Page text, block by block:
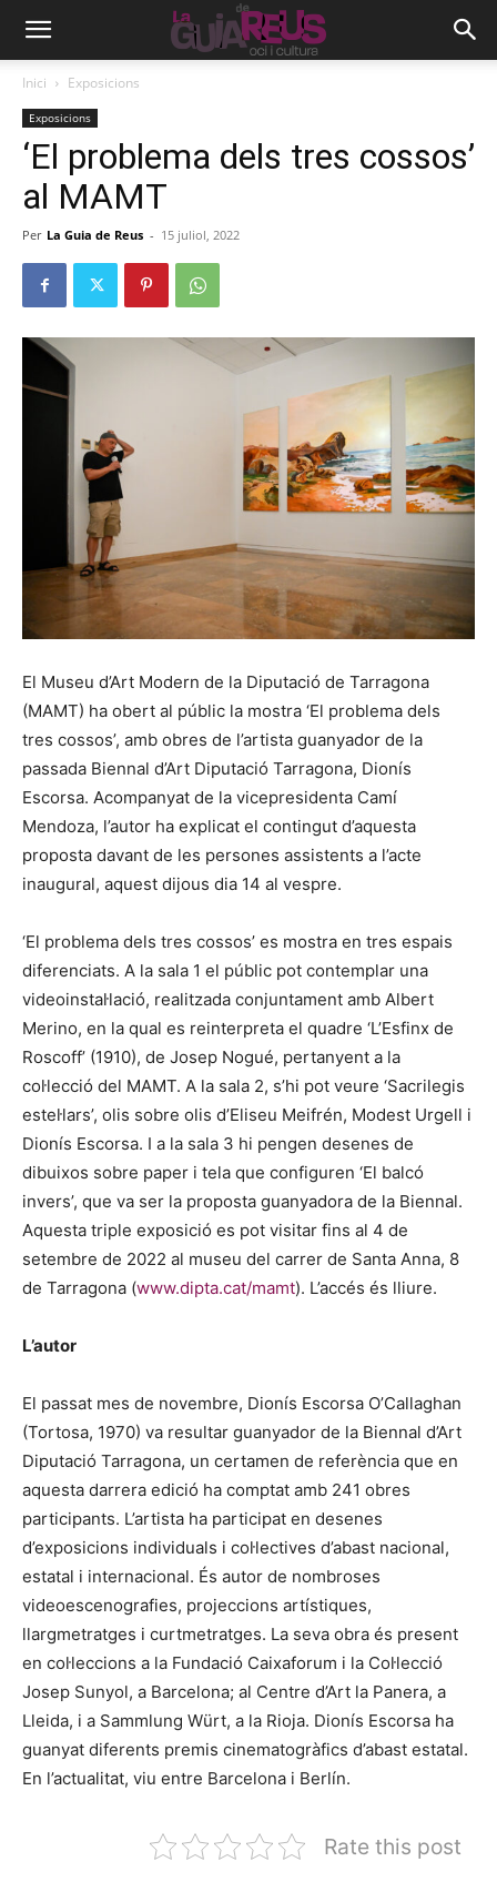
Inici Exposicions
Exposicions
‘El problema dels tres cossos’
al MAMT
Per La Guia de Reus - 15 juliol, 2022
El Museu d’Art Modern de la Diputació de Tarragona
(MAMT) ha obert al públic la mostra ‘El problema dels
tres cossos’, amb obres de l’artista guanyador de la
passada Biennal d’Art Diputació Tarragona, Dionís
Escorsa. Acompanyat de la vicepresidenta Camí
Mendoza, l’autor ha explicat el contingut d’aquesta
proposta davant de les persones assistents a l’acte
inaugural, aquest dijous dia 14 al vespre.
‘El problema dels tres cossos’ es mostra en tres espais
diferenciats. A la sala 1 el públic pot contemplar una
videoinstal·lació, realitzada conjuntament amb Albert
Merino, en la qual es reinterpreta el quadre ‘L’Esfinx de
Roscoff’ (1910), de Josep Nogué, pertanyent a la
col·lecció del MAMT. A la sala 2, s’hi pot veure ‘Sacrilegis
estel·lars’, olis sobre olis d’Eliseu Meifrén, Modest Urgell i
Dionís Escorsa. I a la sala 3 hi pengen desenes de
dibuixos sobre paper i tela que configuren ‘El balcó
invers’, que va ser la proposta guanyadora de la Biennal.
Aquesta triple exposició es pot visitar fins al 4 de
setembre de 2022 al museu del carrer de Santa Anna, 8
de Tarragona (www.dipta.cat/mamt). L’accés és lliure.
L’autor
El passat mes de novembre, Dionís Escorsa O’Callaghan
(Tortosa, 1970) va resultar guanyador de la Biennal d’Art
Diputació Tarragona, un certamen de referència que en
aquesta darrera edició ha comptat amb 241 obres
participants. L’artista ha participat en desenes
d’exposicions individuals i col·lectives d’abast nacional,
estatal i internacional. És autor de nombroses
videoescenografies, projeccions artístiques,
llargmetratges i curtmetratges. La seva obra és present
en col·leccions a la Fundació Caixaforum i la Col·lecció
Josep Sunyol, a Barcelona; al Centre d’Art la Panera, a
Lleida, i a Sammlung Würt, a la Rioja. Dionís Escorsa ha
guanyat diferents premis cinematogràfics d’abast estatal.
En l’actualitat, viu entre Barcelona i Berlín.
Rate this post